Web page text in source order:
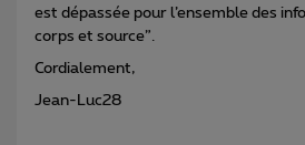
est dépassée pour l’ensemble des
corps et source”.
Cordialement,
Jean-Luc28